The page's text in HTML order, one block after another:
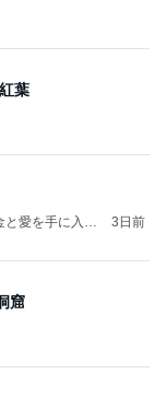
葉
愛を手に入れ
3日前
窟